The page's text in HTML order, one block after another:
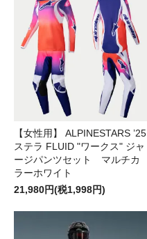
【女性用】 ALPINESTARS ’25
ステラ FLUID "ワークス" ジャ
ージパンツセット マルチカ
ラーホワイト
21,980円(税1,998円)